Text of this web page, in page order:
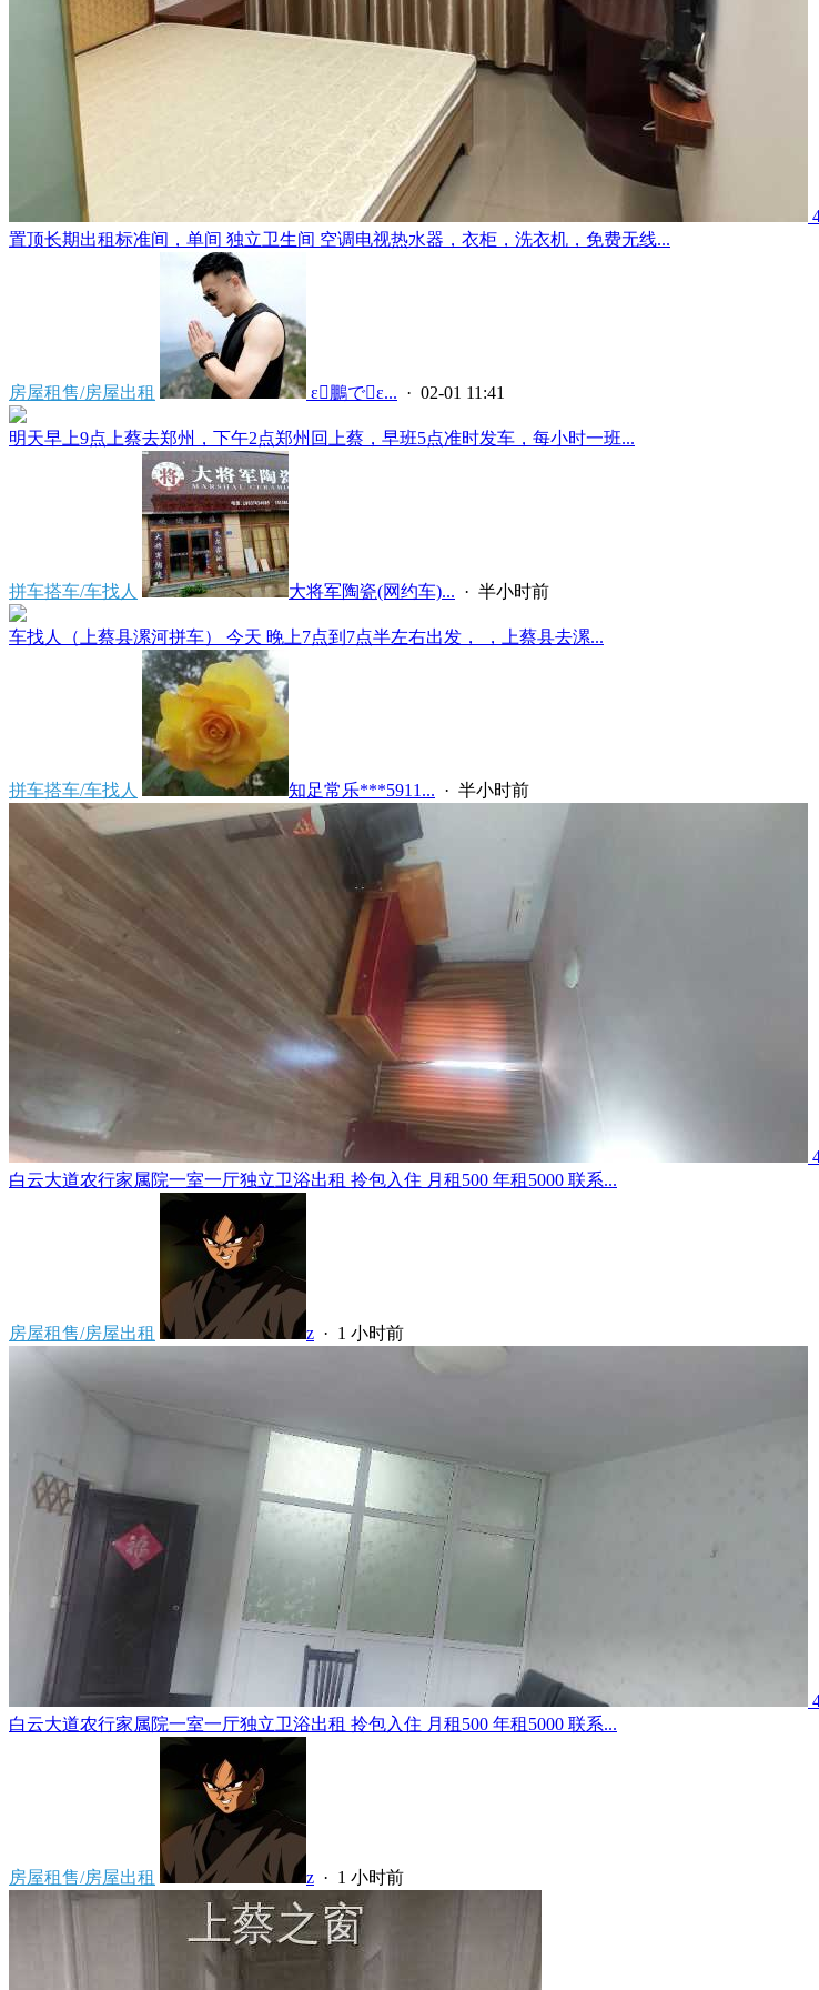
置顶长期出租标准间，单间 独立卫生间 空调电视热水器，衣柜，洗衣机，免费无线...
房屋租售/房屋出租  ε鵬でε... · 02-01 11:41
明天早上9点上蔡去郑州，下午2点郑州回上蔡，早班5点准时发车，每小时一班...
拼车搭车/车找人 大将军陶瓷(网约车)... · 半小时前
车找人（上蔡县漯河拼车） 今天 晚上7点到7点半左右出发， ，上蔡县去漯...
拼车搭车/车找人 知足常乐***5911... · 半小时前
白云大道农行家属院一室一厅独立卫浴出租 拎包入住 月租500 年租5000 联系...
房屋租售/房屋出租 z · 1 小时前
白云大道农行家属院一室一厅独立卫浴出租 拎包入住 月租500 年租5000 联系...
房屋租售/房屋出租 z · 1 小时前